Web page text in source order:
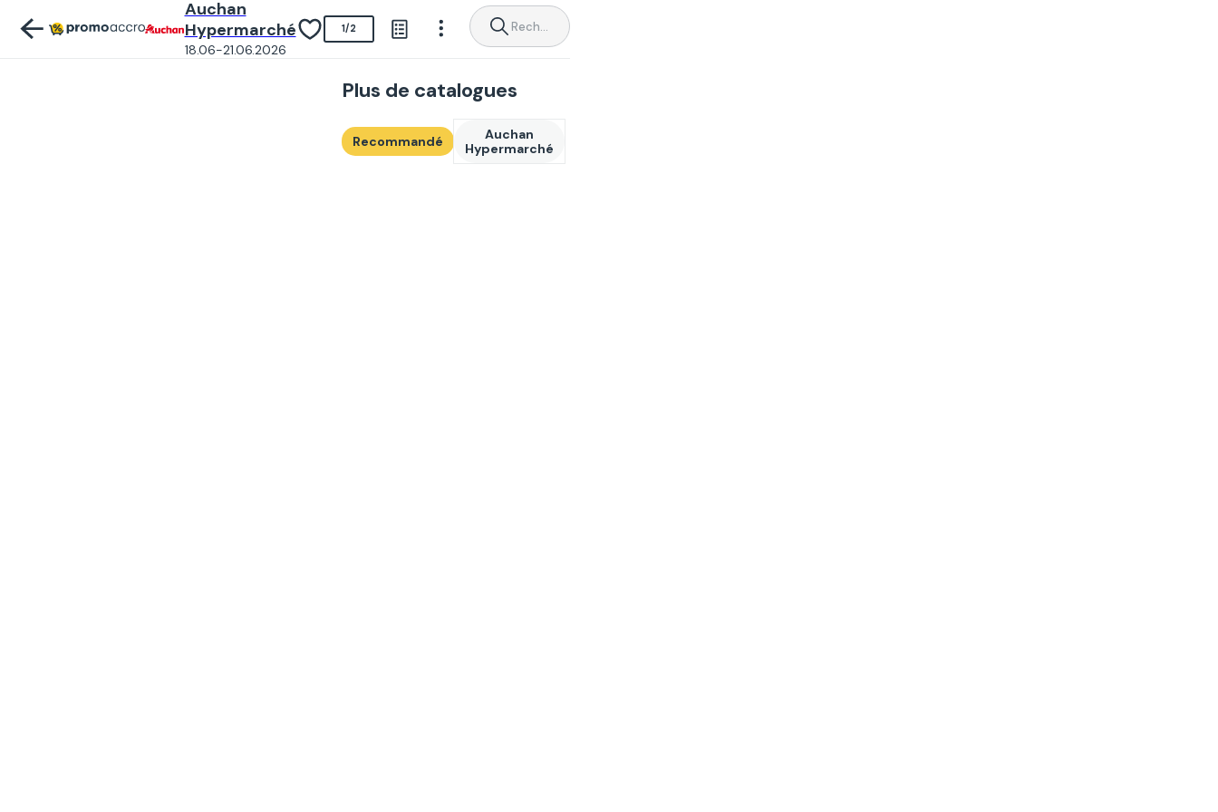
Auchan
Hypermarché
18.06-21.06.2026
1/2
Plus de catalogues
Recommandé
Auchan
Hypermarché